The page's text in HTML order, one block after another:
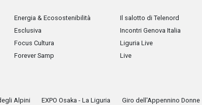
Energia & Ecosostenibilità
Esclusiva
Focus Cultura
Forever Samp
Il salotto di Telenord
Incontri Genova Italia
Liguria Live
Live
Alpini
EXPO Osaka - La Liguria
Giro dell'Appennino Donne